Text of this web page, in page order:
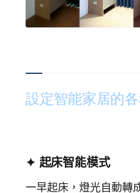
設定智能家居的
✦ 起床智能模式
一早起床，燈光自動轉